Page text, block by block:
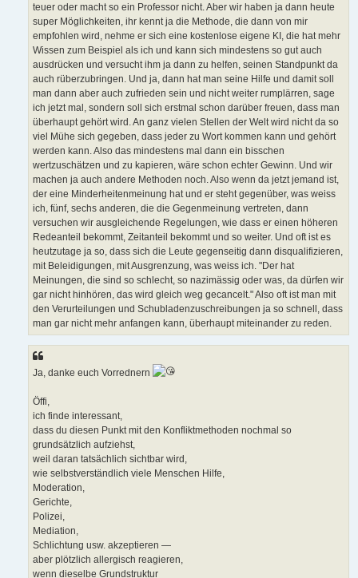
teuer oder macht so ein Professor nicht. Aber wir haben ja dann heute
super Möglichkeiten, ihr kennt ja die Methode, die dann von mir
empfohlen wird, nehme er sich eine kostenlose eigene KI, die hat mehr
Wissen zum Beispiel als ich und kann sich mindestens so gut auch
ausdrücken und versucht ihm ja dann zu helfen, seinen Standpunkt da
auch rüberzubringen. Und ja, dann hat man seine Hilfe und damit soll
man dann aber auch zufrieden sein und nicht weiter rumplärren, sage
ich jetzt mal, sondern soll sich erstmal schon darüber freuen, dass man
überhaupt gehört wird. An ganz vielen Stellen der Welt wird nicht da so
viel Mühe sich gegeben, dass jeder zu Wort kommen kann und gehört
werden kann. Also das mindestens mal dann ein bisschen
wertzuschätzen und zu kapieren, wäre schon echter Gewinn. Und wir
machen ja auch andere Methoden noch. Also wenn da jetzt jemand ist,
der eine Minderheitenmeinung hat und er steht gegenüber, was weiss
ich, fünf, sechs anderen, die die Gegenmeinung vertreten, dann
versuchen wir ausgleichende Regelungen, wie dass er einen höheren
Redeanteil bekommt, Zeitanteil bekommt und so weiter. Und oft ist es
heutzutage ja so, dass sich die Leute gegenseitig dann disqualifizieren,
mit Beleidigungen, mit Ausgrenzung, was weiss ich. "Der hat
Meinungen, die sind so schlecht, so nazimässig oder was, da dürfen wir
gar nicht hinhören, das wird gleich weg gecancelt." Also oft ist man mit
den Verurteilungen und Schubladenzuschreibungen ja so schnell, dass
man gar nicht mehr anfangen kann, überhaupt miteinander zu reden.
Ja, danke euch Vorrednern
Öffi,
ich finde interessant,
dass du diesen Punkt mit den Konfliktmethoden nochmal so
grundsätzlich aufziehst,
weil daran tatsächlich sichtbar wird,
wie selbstverständlich viele Menschen Hilfe,
Moderation,
Gerichte,
Polizei,
Mediation,
Schlichtung usw. akzeptieren —
aber plötzlich allergisch reagieren,
wenn dieselbe Grundstruktur